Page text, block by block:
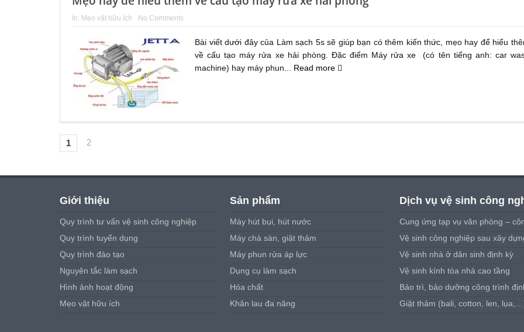
In: Mẹo vặt hữu ích No Comments
Bài viết dưới đây của Làm sạch 5s sẽ giúp bạn có thêm kiến thức, mẹo hay để hiểu
về cấu tạo máy rửa xe hải phòng. Đặc điểm Máy rửa xe (có tên tiếng anh: car
machine) hay máy phun... Read more
1 2
Giới thiệu
Quy trình tư vấn vệ sinh công nghiệp
Quy trình tuyển dụng
Quy trình đào tạo
Nguyên tắc làm sạch
Hình ảnh hoạt động
Mẹo vặt hữu ích
Sản phẩm
Máy hút bụi, hút nước
Máy chà sàn, giặt thảm
Máy phun rửa áp lực
Dụng cụ làm sạch
Hóa chất
Khăn lau đa năng
Dịch vụ vệ sinh công
Cung ứng tạp vụ văn phòng –
Vệ sinh công nghiệp sau xây
Vệ sinh nhà ở dân sinh định kỳ
Vệ sinh kính tòa nhà cao tầng
Bảo trì, bảo dưỡng công trình
Giặt thảm (bali, cotton, len,